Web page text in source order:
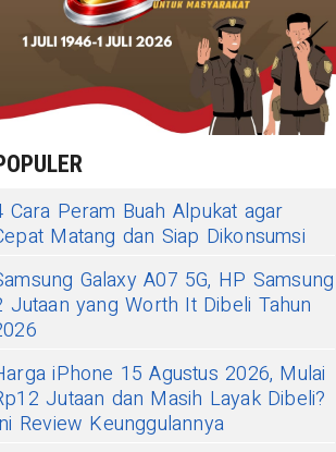
Cara Peram Buah Alpukat agar
Matang dan Siap Dikonsumsi
Galaxy A07 5G, HP Samsung
Jutaan yang Worth It Dibeli Tahun
iPhone 15 Agustus 2026, Mulai
Jutaan dan Masih Layak Dibeli?
Review Keunggulannya